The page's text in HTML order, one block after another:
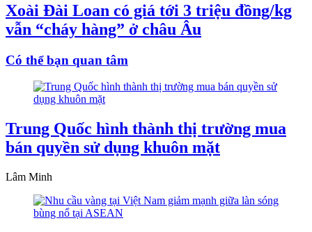
Xoài Đài Loan có giá tới 3 triệu đồng/kg
vẫn “cháy hàng” ở châu Âu
Có thể bạn quan tâm
Trung Quốc hình thành thị trường mua
bán quyền sử dụng khuôn mặt
Lâm Minh